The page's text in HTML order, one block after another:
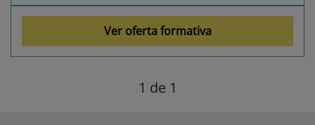
Ver oferta formativa
1 de 1